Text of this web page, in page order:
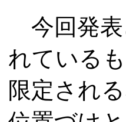
今回発表
れている
限定され